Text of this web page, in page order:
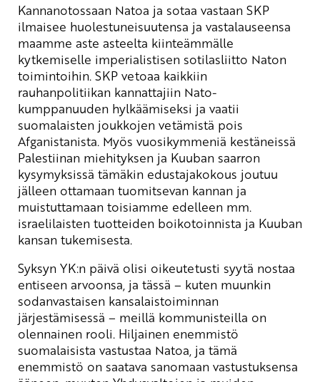
Kannanotossaan Natoa ja sotaa vastaan SKP
ilmaisee huolestuneisuutensa ja vastalauseensa
maamme aste asteelta kiinteämmälle
kytkemiselle imperialistisen sotilasliitto Naton
toimintoihin. SKP vetoaa kaikkiin
rauhanpolitiikan kannattajiin Nato-
kumppanuuden hylkäämiseksi ja vaatii
suomalaisten joukkojen vetämistä pois
Afganistanista. Myös vuosikymmeniä kestäneissä
Palestiinan miehityksen ja Kuuban saarron
kysymyksissä tämäkin edustajakokous joutuu
jälleen ottamaan tuomitsevan kannan ja
muistuttamaan toisiamme edelleen mm.
israelilaisten tuotteiden boikotoinnista ja Kuuban
kansan tukemisesta.
Syksyn YK:n päivä olisi oikeutetusti syytä nostaa
entiseen arvoonsa, ja tässä – kuten muunkin
sodanvastaisen kansalaistoiminnan
järjestämisessä – meillä kommunisteilla on
olennainen rooli. Hiljainen enemmistö
suomalaisista vastustaa Natoa, ja tämä
enemmistö on saatava sanomaan vastustuksensa